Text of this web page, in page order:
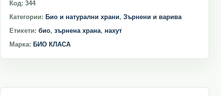
Код: 344
Категории: Био и натурални храни, Зърнени и варива
Етикети: био, зърнена храна, нахут
Марка: БИО КЛАСА